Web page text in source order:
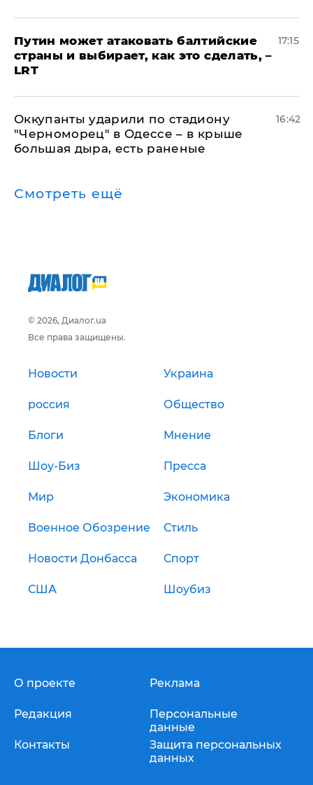
Путин может атаковать балтийские
страны и выбирает, как это сделать, –
LRT
17:15
Оккупанты ударили по стадиону
"Черноморец" в Одессе – в крыше
большая дыра, есть раненые
16:42
Смотреть ещё
© 2026, Диалог.ua
Все права защищены.
Новости Украина
россия Общество
Блоги Мнение
Шоу-Биз Пресса
Мир Экономика
Военное Обозрение Стиль
Новости Донбасса Спорт
США Шоубиз
О проекте
Редакция
Контакты
Реклама
Персональные
данные
Защита персональных
данных